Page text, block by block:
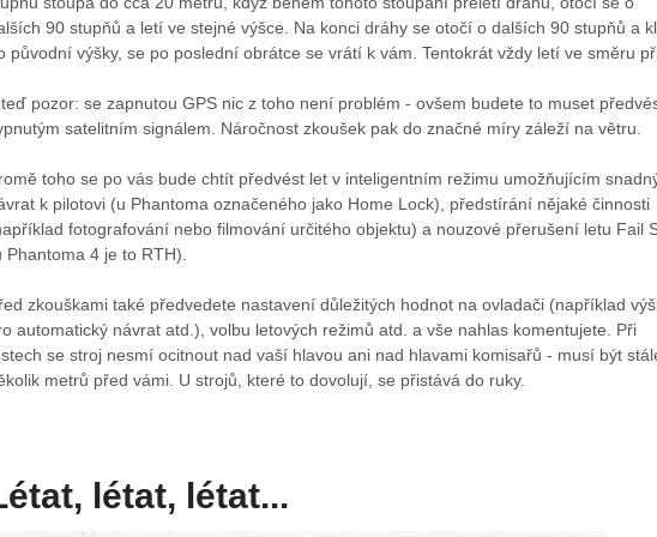
90 stupňů a letí ve stejné výšce. Na konci dráhy se otočí o dalších 90 stupňů a
původní výšky, se po poslední obrátce se vrátí k vám. Tentokrát vždy letí ve směru
pozor: se zapnutou GPS nic z toho není problém - ovšem budete to muset
satelitním signálem. Náročnost zkoušek pak do značné míry záleží na větru.
toho se po vás bude chtít předvést let v inteligentním režimu umožňujícím
k pilotovi (u Phantoma označeného jako Home Lock), předstírání nějaké činnosti
fotografování nebo filmování určitého objektu) a nouzové přerušení letu Fail
Phantoma 4 je to RTH).
zkouškami také předvedete nastavení důležitých hodnot na ovladači (například
automatický návrat atd.), volbu letových režimů atd. a vše nahlas komentujete. Při
se stroj nesmí ocitnout nad vaší hlavou ani nad hlavami komisařů - musí být
metrů před vámi. U strojů, které to dovolují, se přistává do ruky.
létat, létat...